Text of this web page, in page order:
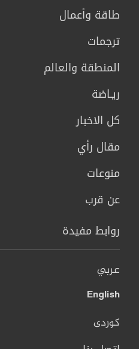
طاقة وأعمال
ترجمات
المنطقة والعالم
ريـاضة
كل الاخبار
مقال رأي
منوعات
عن قرب
روابط مفيدة
عربي
English
کوردی